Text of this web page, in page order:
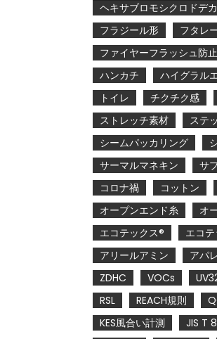
ヘキサブロモシクロドデ
フラジール形
フタレ
ファイヤーフラッシュ防止
ハンカチ
ハイグラル
トイレ
チクチク感
ストレッチ素材
ステ
シームパッカリング
サーマルマネキン
サ
コロナ禍
コットン
オープンエンド糸
オ
エコテックス®
エコ
アリールアミン
アパ
ZDHC
VOCs
RSL
REACH規則
KES風合い計測
JIS T